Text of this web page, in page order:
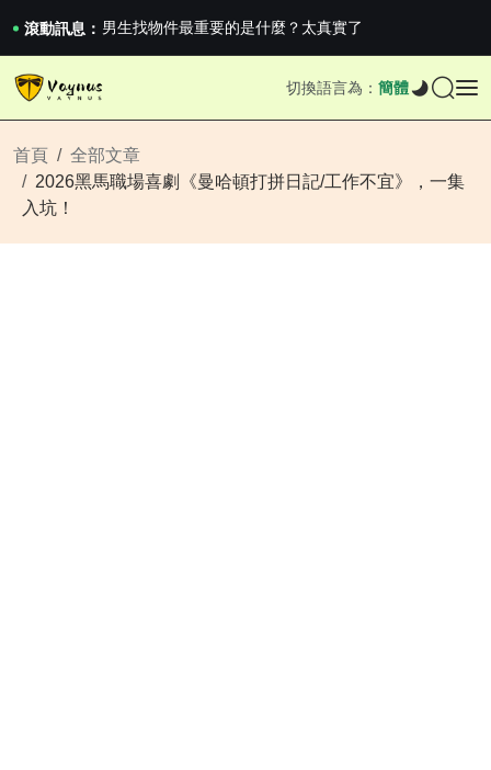
滾動訊息： 男生找物件最重要的是什麼？太真實了
2026澳網男單收官：全滿貫對上全滿亞，德約...
《巔峰守衛 Highguard》正式上線，官...
《巔峰守衛 Highguard》正式上線，官...
切換語言為： 簡體
首頁
全部文章
2026黑馬職場喜劇《曼哈頓打拼日記/工作不宜》，一集
入坑！